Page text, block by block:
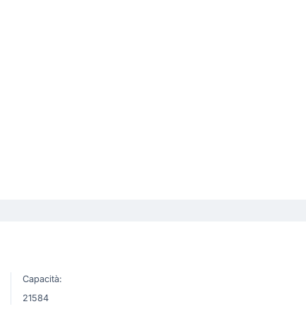
Capacità:
21584